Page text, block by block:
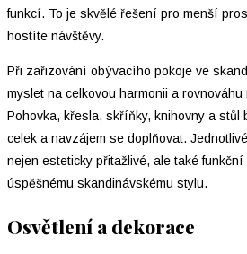
funkcí. To je skvělé řešení pro menší
hostíte návštěvy.
Při zařizování obývacího pokoje ve
myslet na celkovou harmonii a rovnováhu
Pohovka, křesla, skříňky, knihovny a stůl
celek a navzájem se doplňovat.
nejen esteticky přitažlivé, ale také
úspěšnému skandinávskému stylu.
Osvětlení a dekorace